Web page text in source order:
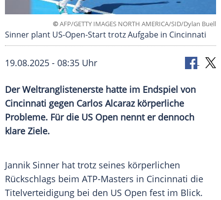
©AFP/GETTY IMAGES NORTH AMERICA/SID/Dylan Buell
Sinner plant US-Open-Start trotz Aufgabe in Cincinnati
19.08.2025 - 08:35 Uhr
Der Weltranglistenerste hatte im Endspiel von
Cincinnati gegen Carlos Alcaraz körperliche
Probleme. Für die US Open nennt er dennoch
klare Ziele.
Jannik Sinner hat trotz seines körperlichen
Rückschlags beim ATP-Masters in Cincinnati die
Titelverteidigung bei den US Open fest im Blick.